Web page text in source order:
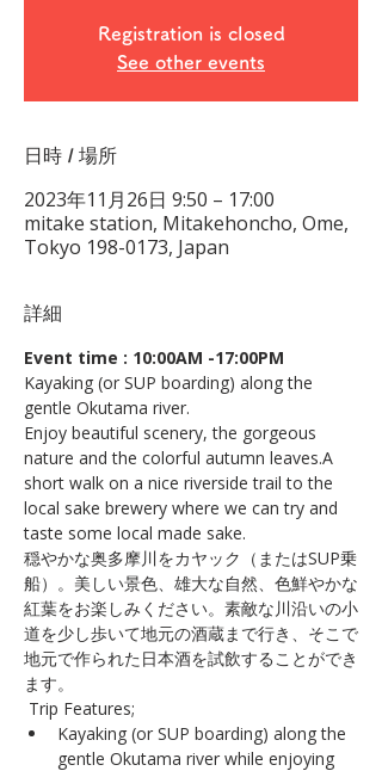
Registration is closed
See other events
日時 / 場所
2023年11月26日 9:50 – 17:00
mitake station, Mitakehoncho, Ome,
Tokyo 198-0173, Japan
詳細
Event time : 10:00AM -17:00PM
Kayaking (or SUP boarding) along the
gentle Okutama river.
Enjoy beautiful scenery, the gorgeous
nature and the colorful autumn leaves.A
short walk on a nice riverside trail to the
local sake brewery where we can try and
taste some local made sake.
穏やかな奥多摩川をカヤック（またはSUP乗
船）。美しい景色、雄大な自然、色鮮やかな
紅葉をお楽しみください。素敵な川沿いの小
道を少し歩いて地元の酒蔵まで行き、そこで
地元で作られた日本酒を試飲することができ
ます。
Trip Features;
Kayaking (or SUP boarding) along the
gentle Okutama river while enjoying